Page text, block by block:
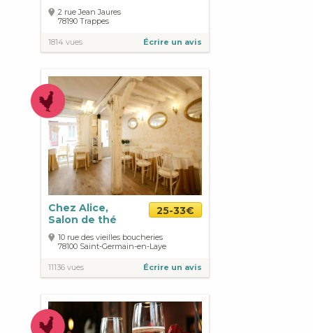
2 rue Jean Jaures
78190 Trappes
1814 vues Écrire un avis
Chez Alice,
Salon de thé
25-33€
10 rue des vieilles boucheries
78100 Saint-Germain-en-Laye
11136 vues Écrire un avis